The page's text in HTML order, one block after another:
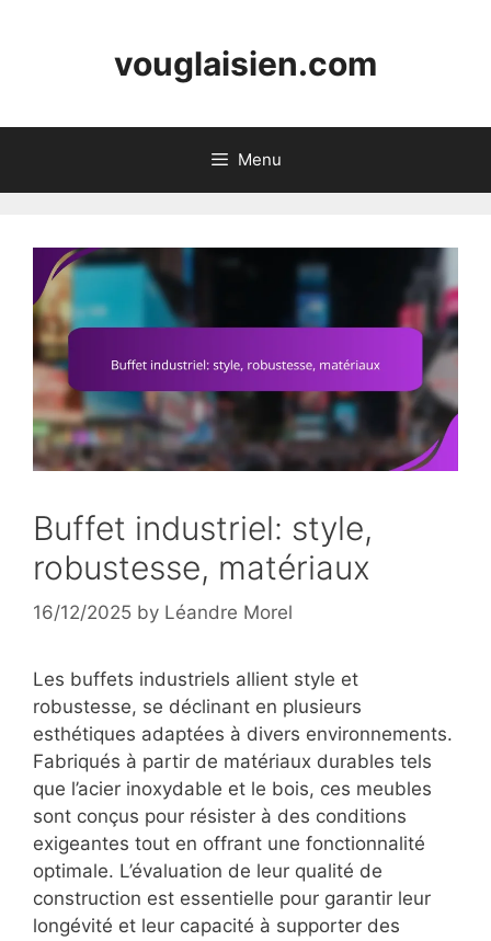
vouglaisien.com
Menu
Buffet industriel: style,
robustesse, matériaux
16/12/2025 by Léandre Morel
Les buffets industriels allient style et
robustesse, se déclinant en plusieurs
esthétiques adaptées à divers environnements.
Fabriqués à partir de matériaux durables tels
que l’acier inoxydable et le bois, ces meubles
sont conçus pour résister à des conditions
exigeantes tout en offrant une fonctionnalité
optimale. L’évaluation de leur qualité de
construction est essentielle pour garantir leur
longévité et leur capacité à supporter des